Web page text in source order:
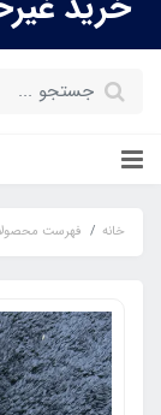
خانه فهرست